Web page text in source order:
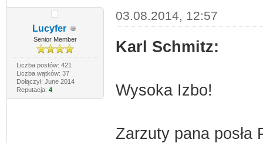
Lucyfer
Senior Member
Liczba postów: 421
Liczba wątków: 37
Dołączył: June 2014
Reputacja: 4
03.08.2014, 12:57
Karl Schmitz:
Wysoka Izbo!
Zarzuty pana posła